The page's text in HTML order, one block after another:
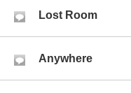
Lost Room
Anywhere